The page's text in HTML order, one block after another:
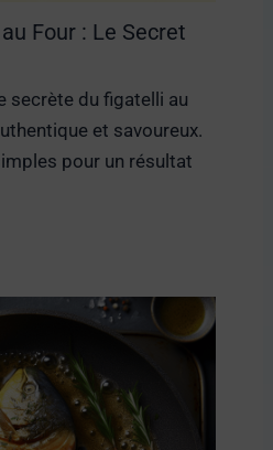
Four : Le Secret
secrète du figatelli au
et savoureux.
pour un résultat